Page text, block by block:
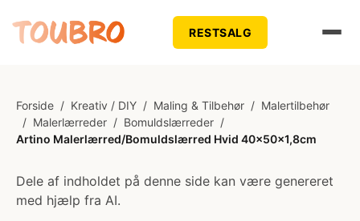
RESTSALG
Forside / Kreativ / DIY / Maling & Tilbehør / Malertilbehør
/ Malerlærreder / Bomuldslærreder /
Artino Malerlærred/Bomuldslærred Hvid 40x50x1,8cm
Dele af indholdet på denne side kan være genereret
med hjælp fra AI.